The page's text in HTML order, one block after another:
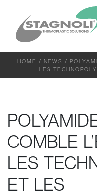
HOME / NEWS /
LES
COMBLE
LES
ET LES